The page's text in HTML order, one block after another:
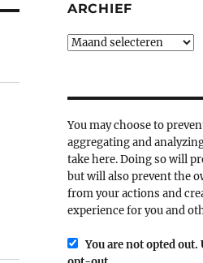
ARCHIEF
Archief
You may choose to
aggregating and
take here. Doing so will
but will also prevent the
from your actions and
experience for you and
You are not opted